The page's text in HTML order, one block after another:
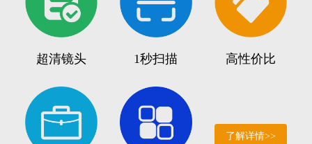
超清镜头 1秒扫描 高性价比
了解详情>>